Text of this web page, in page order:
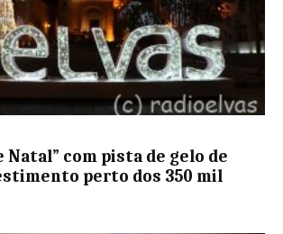
Natal” com pista de gelo de
perto dos 350 mil